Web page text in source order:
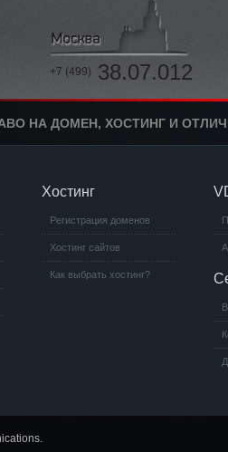
+7 (499) 38.07.012
НА ДОМЕН, ХОСТИНГ И
Хостинг
Регистрация доменов
Хостинг сайтов
Как выбрать хостинг?